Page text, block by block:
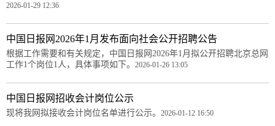
2026-01-29 12:36
中国日报网2026年1月发布面向社会公开招聘公告
根据工作需要和有关规定，中国日报网2026年1月拟公开招聘北京总网
工作1个岗位1人，具体事项如下。 2026-01-26 13:05
中国日报网招收会计岗位公示
现将我网拟接收会计岗位名单进行公示。 2026-01-12 16:50